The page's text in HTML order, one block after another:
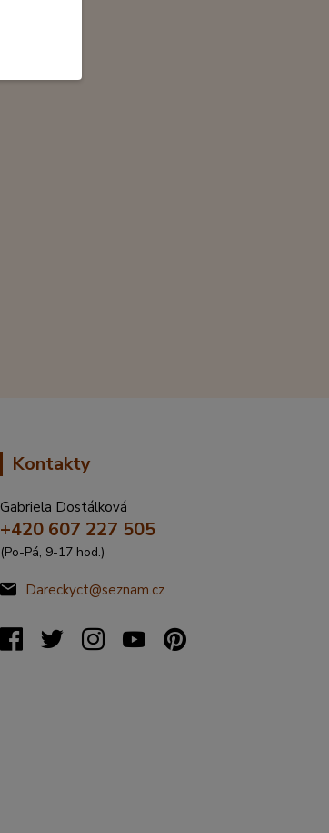
Kontakty
Gabriela Dostálková
+420 607 227 505
(Po-Pá, 9-17 hod.)
Dareckyct@seznam.cz